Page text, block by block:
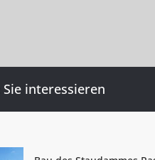
interessieren